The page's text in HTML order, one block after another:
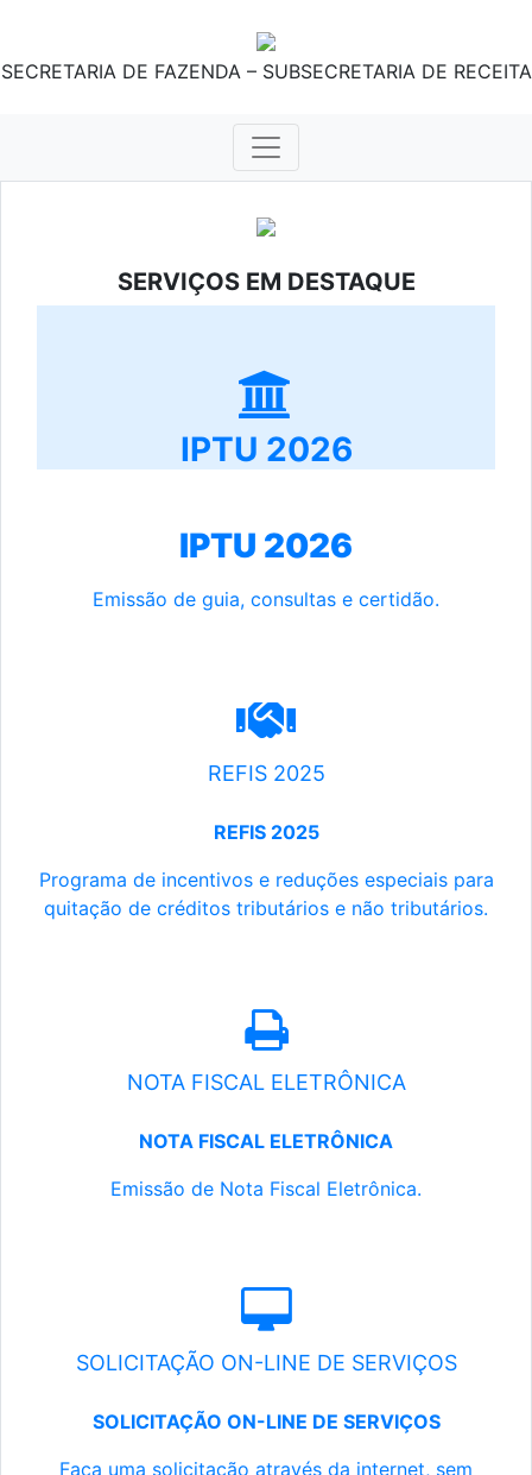
SECRETARIA DE FAZENDA – SUBSECRETARIA DE RECEITA
SERVIÇOS EM DESTAQUE
IPTU 2026
IPTU 2026
Emissão de guia, consultas e certidão.
REFIS 2025
REFIS 2025
Programa de incentivos e reduções especiais para
quitação de créditos tributários e não tributários.
NOTA FISCAL ELETRÔNICA
NOTA FISCAL ELETRÔNICA
Emissão de Nota Fiscal Eletrônica.
SOLICITAÇÃO ON-LINE DE SERVIÇOS
SOLICITAÇÃO ON-LINE DE SERVIÇOS
Faça uma solicitação através da internet, sem